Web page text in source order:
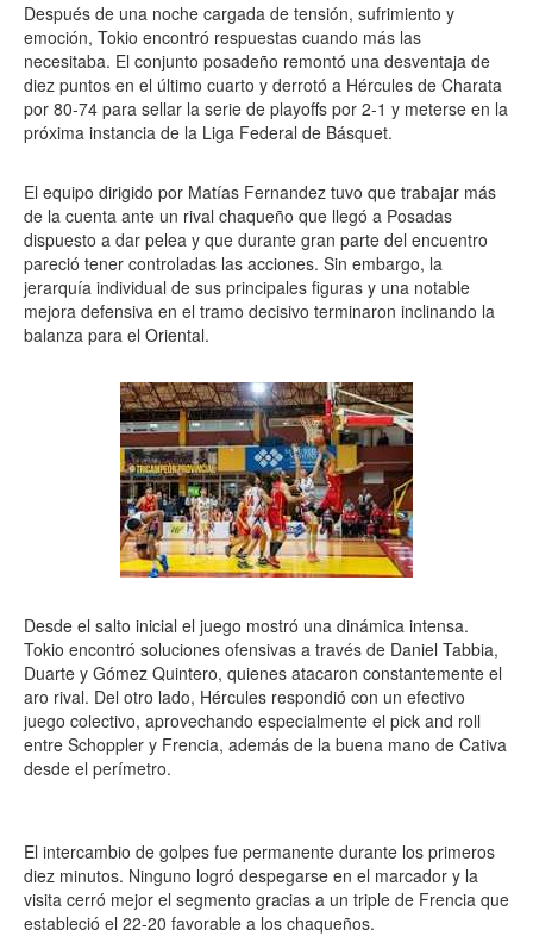
Después de una noche cargada de tensión, sufrimiento y
emoción, Tokio encontró respuestas cuando más las
necesitaba. El conjunto posadeño remontó una desventaja de
diez puntos en el último cuarto y derrotó a Hércules de Charata
por 80-74 para sellar la serie de playoffs por 2-1 y meterse en la
próxima instancia de la Liga Federal de Básquet.
El equipo dirigido por Matías Fernandez tuvo que trabajar más
de la cuenta ante un rival chaqueño que llegó a Posadas
dispuesto a dar pelea y que durante gran parte del encuentro
pareció tener controladas las acciones. Sin embargo, la
jerarquía individual de sus principales figuras y una notable
mejora defensiva en el tramo decisivo terminaron inclinando la
balanza para el Oriental.
Desde el salto inicial el juego mostró una dinámica intensa.
Tokio encontró soluciones ofensivas a través de Daniel Tabbia,
Duarte y Gómez Quintero, quienes atacaron constantemente el
aro rival. Del otro lado, Hércules respondió con un efectivo
juego colectivo, aprovechando especialmente el pick and roll
entre Schoppler y Frencia, además de la buena mano de Cativa
desde el perímetro.
El intercambio de golpes fue permanente durante los primeros
diez minutos. Ninguno logró despegarse en el marcador y la
visita cerró mejor el segmento gracias a un triple de Frencia que
estableció el 22-20 favorable a los chaqueños.